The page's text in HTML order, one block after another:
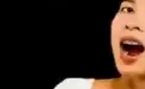
modelleriyle fiyat ve özellik